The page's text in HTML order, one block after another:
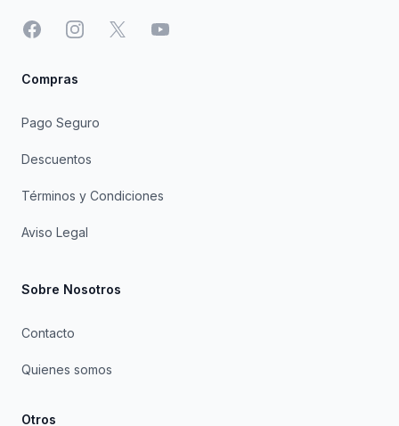
FacebookInstagram
X YouTube
Compras
Pago Seguro
Descuentos
Términos y Condiciones
Aviso Legal
Sobre Nosotros
Contacto
Quienes somos
Otros